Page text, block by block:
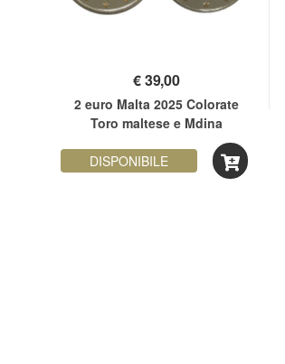
€39,00
2 euro Malta 2025 Colorate
Toro maltese e Mdina
DISPONIBILE